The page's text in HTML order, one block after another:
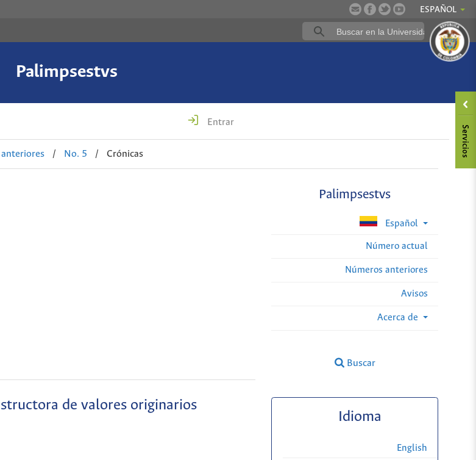
ESPAÑOL
Palimpsestvs
Entrar
/ No. 5 / Crónicas
Palimpsestvs
Español
Número actual
Números anteriores
Avisos
Acerca de
Buscar
de valores originarios
Idioma
English